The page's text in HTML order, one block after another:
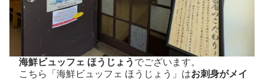
海鮮ビュッフェ ほうじょう でございます。
こちら「海鮮ビュッフェ ほうじょう」はお刺身がメイ